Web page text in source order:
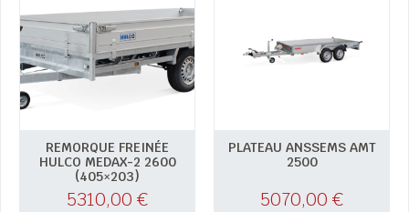
REMORQUE FREINÉE
HULCO MEDAX-2 2600
(405×203)
5310,00 €
PLATEAU ANSSEMS AMT
2500
5070,00 €